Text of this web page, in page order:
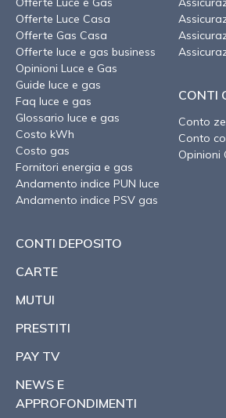
Offerte Luce Casa
Offerte Gas Casa
Offerte luce e gas business
Opinioni Luce e Gas
Guide luce e gas
Faq luce e gas
Glossario luce e gas
Costo kWh
Costo gas
Fornitori energia e gas
Andamento indice PUN luce
Andamento indice PSV gas
CONTI
Conto
Conto
Opinioni
CONTI DEPOSITO
CARTE
MUTUI
PRESTITI
PAY TV
NEWS E
APPROFONDIMENTI